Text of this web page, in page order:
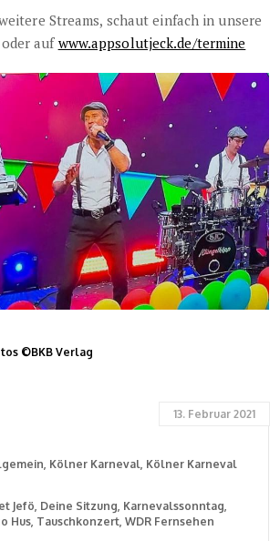
Streams, schaut einfach in unsere
auf www.appsolutjeck.de/termine
©BKB Verlag
13. Februar 2021
Kölner Karneval Kölner Karneval
Jefö Deine Sitzung Karnevalssonntag
Hus Tauschkonzert WDR Fernsehen